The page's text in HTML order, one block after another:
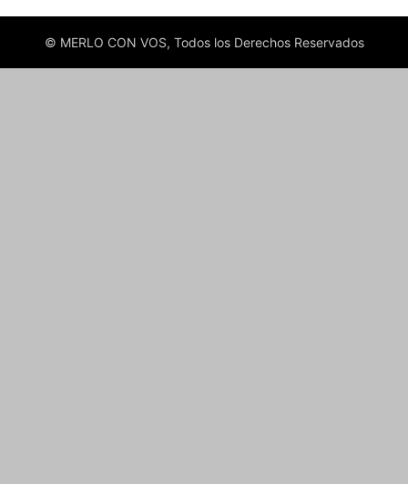
© MERLO CON VOS, Todos los Derechos Reservados